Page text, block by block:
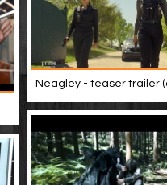
Neagley - teaser trailer